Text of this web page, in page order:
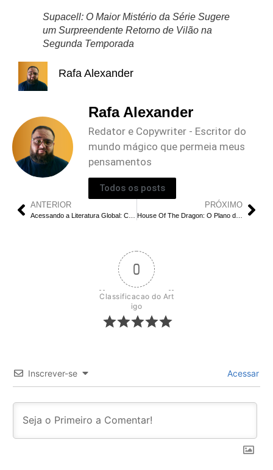
Supacell: O Maior Mistério da Série Sugere
um Surpreendente Retorno de Vilão na
Segunda Temporada
Rafa Alexander
Rafa Alexander
Redator e Copywriter - Escritor do
mundo mágico que permeia meus
pensamentos
Todos os posts
ANTERIOR PRÓXIMO
0
Classificacao do Art
igo
Inscrever-se Acessar